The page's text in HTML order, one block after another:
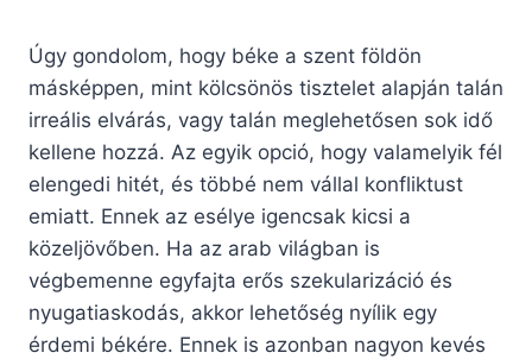
Úgy gondolom, hogy béke a szent földön
másképpen, mint kölcsönös tisztelet alapján talán
irreális elvárás, vagy talán meglehetősen sok idő
kellene hozzá. Az egyik opció, hogy valamelyik fél
elengedi hitét, és többé nem vállal konfliktust
emiatt. Ennek az esélye igencsak kicsi a
közeljövőben. Ha az arab világban is
végbemenne egyfajta erős szekularizáció és
nyugatiaskodás, akkor lehetőség nyílik egy
érdemi békére. Ennek is azonban nagyon kevés